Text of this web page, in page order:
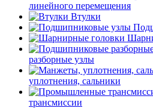
линейного перемещения
Втулки
разборные узлы
уплотнения, сальники
трансмиссии